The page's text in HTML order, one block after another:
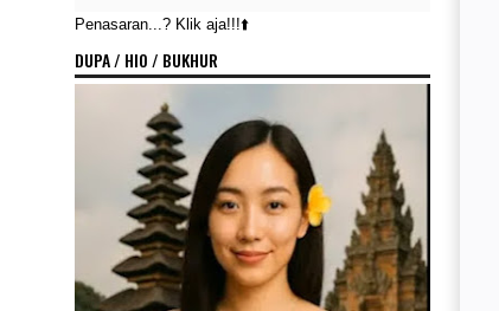
Penasaran...? Klik aja!!!⬆️
DUPA / HIO / BUKHUR